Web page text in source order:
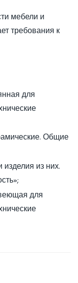
мебели и
требования к
для
Общие
из них.
для